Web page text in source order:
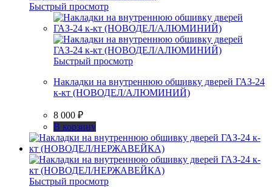
Быстрый просмотр
Быстрый просмотр
Накладки на внутреннюю обшивку дверей ГАЗ-24
к-кт (НОВОДЕЛ/АЛЮМИНИЙ)
8 000 ₽
В корзину
Быстрый просмотр